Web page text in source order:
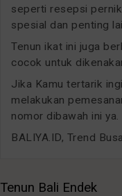
seperti resepsi
spesial dan penting
Tenun ikat ini juga
cocok untuk
Jika Kamu tertarik
melakukan
nomor dibawah ini ya.
BALIYA.ID, Trend
Tenun Bali Endek